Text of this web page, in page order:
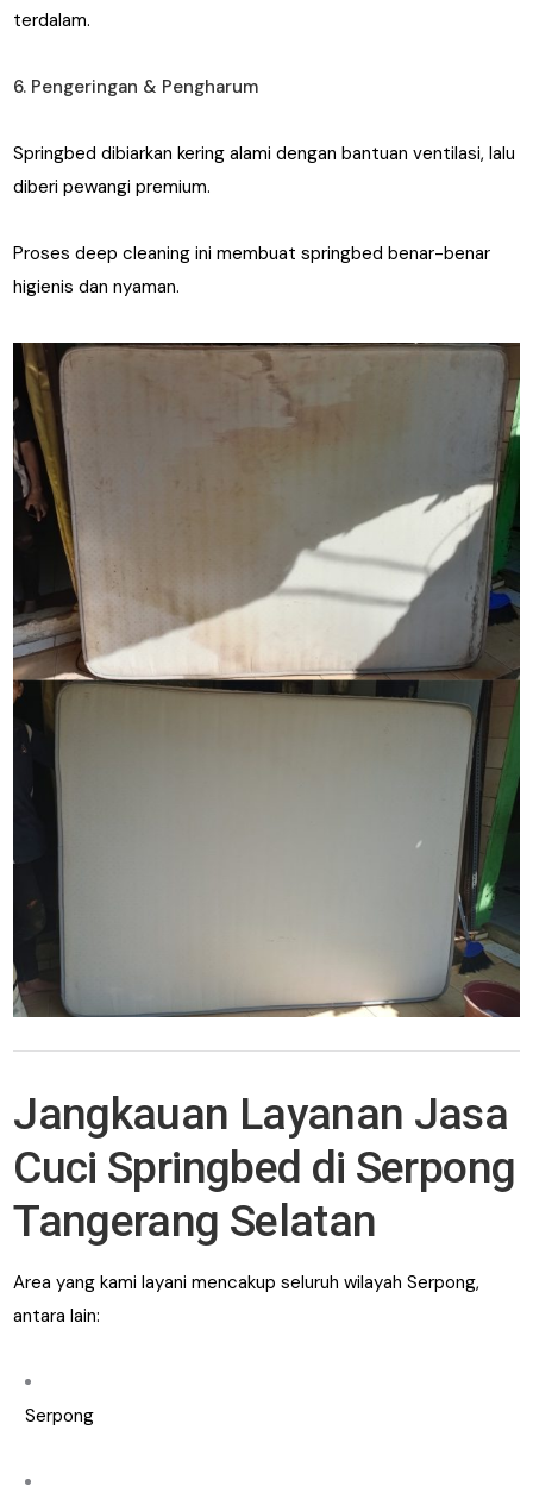
terdalam.
6. Pengeringan & Pengharum
Springbed dibiarkan kering alami dengan bantuan ventilasi, lalu
diberi pewangi premium.
Proses deep cleaning ini membuat springbed benar-benar
higienis dan nyaman.
Jangkauan Layanan Jasa
Cuci Springbed di Serpong
Tangerang Selatan
Area yang kami layani mencakup seluruh wilayah Serpong,
antara lain:
Serpong